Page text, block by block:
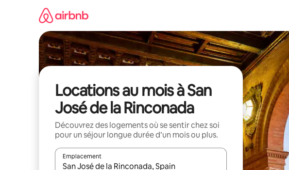
Locations au mois à San
José de la Rinconada
Découvrez des logements où se sentir chez soi
pour un séjour longue durée d’un mois ou plus.
Emplacement
Quand les résultats sont affichés, parcourez-les en utilisant les flèches